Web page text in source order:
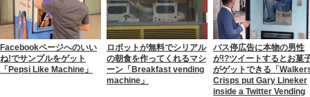
Facebookページへのいい
ね!でサンプルをゲット
「Pepsi Like Machine」
ロボットが無料でシリアル
の朝食を作ってくれるマシ
ーン「Breakfast vending
machine」
バス停広告に本物の男性
が!?ツイートするとお菓
がゲットできる「
Crisps put Gary Lineker
inside a Twitter Vending